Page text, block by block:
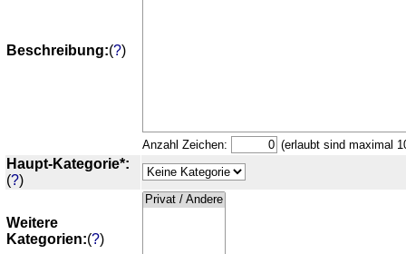
Beschreibung:(?)
Anzahl Zeichen: (erlaubt sind maximal
Haupt-Kategorie*:
(?)
Weitere
Kategorien:(?)